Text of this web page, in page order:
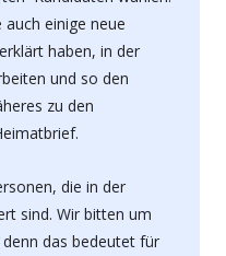
auch einige neue
haben, in der
und so den
zu den
die in der
sind. Wir bitten um
das bedeutet für